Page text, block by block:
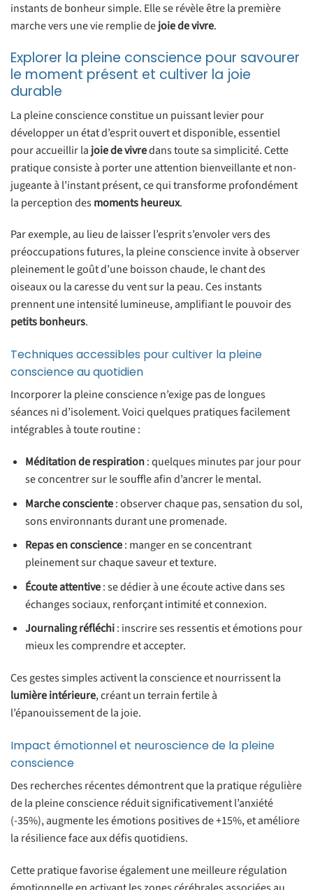
instants de bonheur simple. Elle se révèle être la première
marche vers une vie remplie dejoie de vivre.
Explorer la pleine conscience pour savourer
le moment présent et cultiver la joie
durable
La pleine conscience constitue un puissant levier pour
développer un état d’esprit ouvert et disponible, essentiel
pour accueillir la joie de vivredans toute sa simplicité. Cette
pratique consiste à porter une attention bienveillante et non-
jugeante à l’instant présent, ce qui transforme profondément
la perception desmoments heureux.
Par exemple, au lieu de laisser l’esprit s’envoler vers des
préoccupations futures, la pleine conscience invite à observer
pleinement le goût d’une boisson chaude, le chant des
oiseaux ou la caresse du vent sur la peau. Ces instants
prennent une intensité lumineuse, amplifiant le pouvoir des
petits bonheurs.
Techniques accessibles pour cultiver la pleine
conscience au quotidien
Incorporer la pleine conscience n’exige pas de longues
séances ni d’isolement. Voici quelques pratiques facilement
intégrables à toute routine :
Méditation de respiration: quelques minutes par jour pour
se concentrer sur le souffle afin d’ancrer le mental.
Marche consciente: observer chaque pas, sensation du sol,
sons environnants durant une promenade.
Repas en conscience: manger en se concentrant
pleinement sur chaque saveur et texture.
Écoute attentive: se dédier à une écoute active dans ses
échanges sociaux, renforçant intimité et connexion.
Journaling réfléchi: inscrire ses ressentis et émotions pour
mieux les comprendre et accepter.
Ces gestes simples activent la conscience et nourrissent la
lumière intérieure, créant un terrain fertile à
l’épanouissement de la joie.
Impact émotionnel et neuroscience de la pleine
conscience
Des recherches récentes démontrent que la pratique régulière
de la pleine conscience réduit significativement l’anxiété
(-35%), augmente les émotions positives de +15%, et améliore
la résilience face aux défis quotidiens.
Cette pratique favorise également une meilleure régulation